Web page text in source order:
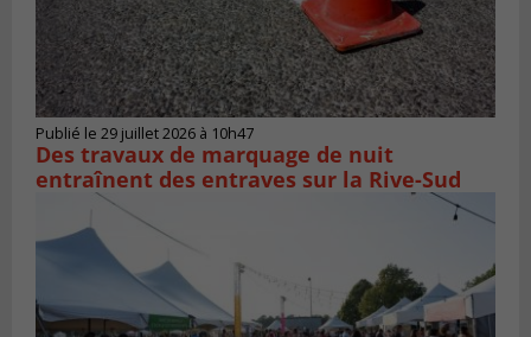
Publié le 29 juillet 2026 à 10h47
Des travaux de marquage de nuit
entraînent des entraves sur la Rive-Sud